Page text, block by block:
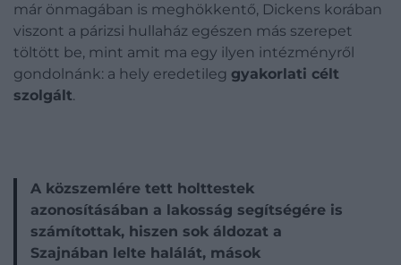
már önmagában is meghökkentő, Dickens korában
viszont a párizsi hullaház egészen más szerepet
töltött be, mint amit ma egy ilyen intézményről
gondolnánk: a hely eredetileg gyakorlati célt
szolgált.
A közszemlére tett holttestek
azonosításában a lakosság segítségére is
számítottak, hiszen sok áldozat a
Szajnában lelte halálát, mások